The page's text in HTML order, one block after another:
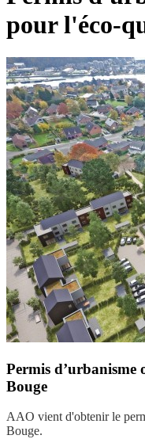
pour l'éco-
Permis d’urbanisme
Bouge
AAO vient d'obtenir le
Bouge.